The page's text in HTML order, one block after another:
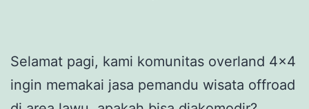
Selamat pagi, kami komunitas overland 4×4
ingin memakai jasa pemandu wisata offroad